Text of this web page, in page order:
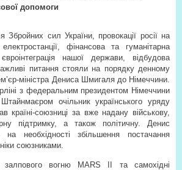
допомоги
Збройних сил України, провокації росії на
електростанції, фінансова та гуманітарна
нашої держави, відбудова
питання стояли на порядку денному
міністра Дениса Шмигаля до Німеччини.
з федеральним президентом Німеччини
очільник українського уряду
країні-союзниці за вже надану військову,
підтримку, а також політичну. Денис
необхідності збільшення постачання
союзниками.
залпового вогню MARS II та самохідні